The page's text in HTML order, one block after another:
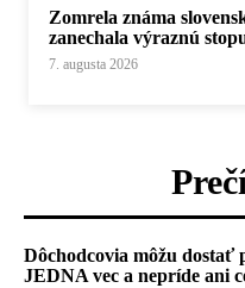
Zomrela známa
zanechala výraznú
7. augusta 2026
Dôchodcovia môžu dostať
JEDNA vec a nepríde ani